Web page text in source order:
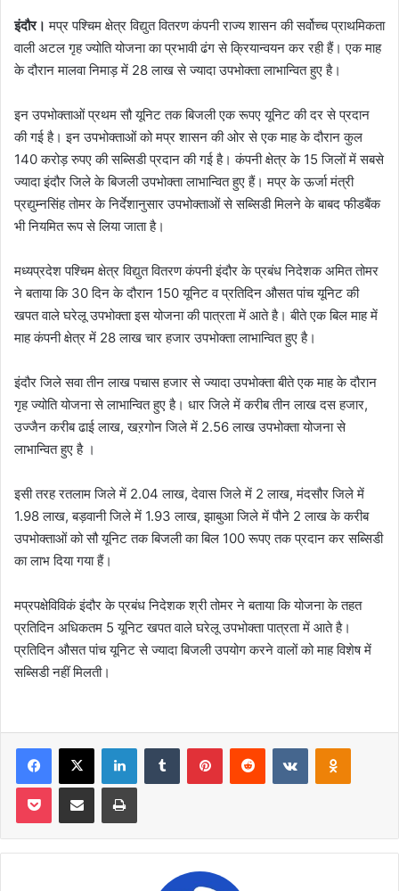
इंदौर। मप्र पश्चिम क्षेत्र विद्युत वितरण कंपनी राज्य शासन की सर्वोच्च प्राथमिकता
वाली अटल गृह ज्योति योजना का प्रभावी ढंग से क्रियान्वयन कर रही हैं। एक माह
के दौरान मालवा निमाड़ में 28 लाख से ज्यादा उपभोक्ता लाभान्वित हुए है।
इन उपभोक्ताओं प्रथम सौ यूनिट तक बिजली एक रूपए यूनिट की दर से प्रदान
की गई है। इन उपभोक्ताओं को मप्र शासन की ओर से एक माह के दौरान कुल
140 करोड़ रुपए की सब्सिडी प्रदान की गई है। कंपनी क्षेत्र के 15 जिलों में सबसे
ज्यादा इंदौर जिले के बिजली उपभोक्ता लाभान्वित हुए हैं। मप्र के ऊर्जा मंत्री
प्रद्युम्नसिंह तोमर के निर्देशानुसार उपभोक्ताओं से सब्सिडी मिलने के बाबद फीडबैंक
भी नियमित रूप से लिया जाता है।
मध्यप्रदेश पश्चिम क्षेत्र विद्युत वितरण कंपनी इंदौर के प्रबंध निदेशक अमित तोमर
ने बताया कि 30 दिन के दौरान 150 यूनिट व प्रतिदिन औसत पांच यूनिट की
खपत वाले घरेलू उपभोक्ता इस योजना की पात्रता में आते है। बीते एक बिल माह में
माह कंपनी क्षेत्र में 28 लाख चार हजार उपभोक्ता लाभान्वित हुए है।
इंदौर जिले सवा तीन लाख पचास हजार से ज्यादा उपभोक्ता बीते एक माह के दौरान
गृह ज्योति योजना से लाभान्वित हुए है। धार जिले में करीब तीन लाख दस हजार,
उज्जैन करीब ढाई लाख, खऱगोन जिले में 2.56 लाख उपभोक्ता योजना से
लाभान्वित हुए है ।
इसी तरह रतलाम जिले में 2.04 लाख, देवास जिले में 2 लाख, मंदसौर जिले में
1.98 लाख, बड़वानी जिले में 1.93 लाख, झाबुआ जिले में पौने 2 लाख के करीब
उपभोक्ताओं को सौ यूनिट तक बिजली का बिल 100 रूपए तक प्रदान कर सब्सिडी
का लाभ दिया गया हैं।
मप्रपक्षेविविकं इंदौर के प्रबंध निदेशक श्री तोमर ने बताया कि योजना के तहत
प्रतिदिन अधिकतम 5 यूनिट खपत वाले घरेलू उपभोक्ता पात्रता में आते है।
प्रतिदिन औसत पांच यूनिट से ज्यादा बिजली उपयोग करने वालों को माह विशेष में
सब्सिडी नहीं मिलती।
Facebook
X LinkedInTumblr PinterestReddit VKontakte
Pocket Share via Email Print